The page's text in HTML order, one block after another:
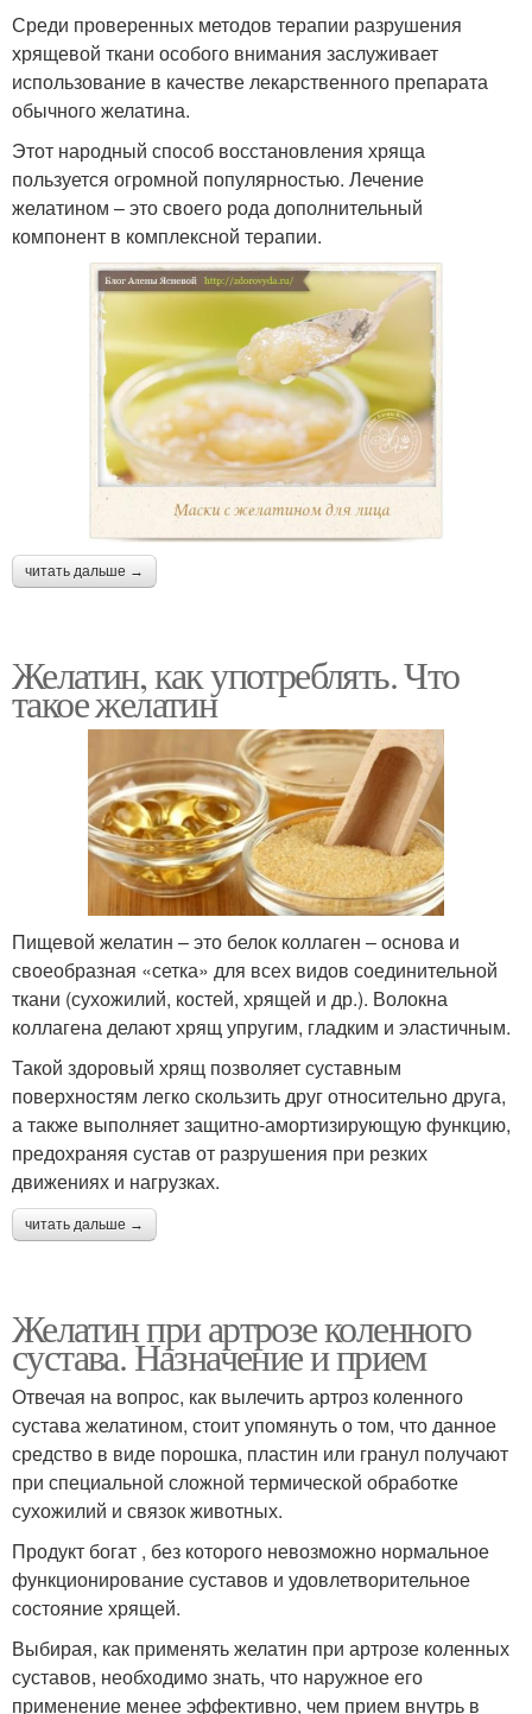
Среди проверенных методов терапии разрушения
хрящевой ткани особого внимания заслуживает
использование в качестве лекарственного препарата
обычного желатина.
Этот народный способ восстановления хряща
пользуется огромной популярностью. Лечение
желатином – это своего рода дополнительный
компонент в комплексной терапии.
читать дальше →
Желатин, как употреблять. Что
такое желатин
Пищевой желатин – это белок коллаген – основа и
своеобразная «сетка» для всех видов соединительной
ткани (сухожилий, костей, хрящей и др.). Волокна
коллагена делают хрящ упругим, гладким и эластичным.
Такой здоровый хрящ позволяет суставным
поверхностям легко скользить друг относительно друга,
а также выполняет защитно-амортизирующую функцию,
предохраняя сустав от разрушения при резких
движениях и нагрузках.
читать дальше →
Желатин при артрозе коленного
сустава. Назначение и прием
Отвечая на вопрос, как вылечить артроз коленного
сустава желатином, стоит упомянуть о том, что данное
средство в виде порошка, пластин или гранул получают
при специальной сложной термической обработке
сухожилий и связок животных.
Продукт богат , без которого невозможно нормальное
функционирование суставов и удовлетворительное
состояние хрящей.
Выбирая, как применять желатин при артрозе коленных
суставов, необходимо знать, что наружное его
применение менее эффективно, чем прием внутрь в